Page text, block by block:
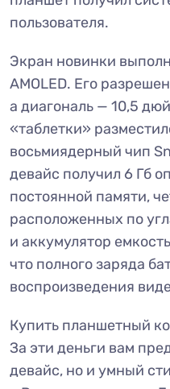
пользователя.
Экран новинки
AMOLED. Его
а диагональ — 10,5
«таблетки»
восьмиядерный чип
девайс получил 6 Гб
постоянной памяти,
расположенных по
и аккумулятор
что полного заряда
воспроизведения
Купить планшетный
За эти деньги вам
девайс, но и умный